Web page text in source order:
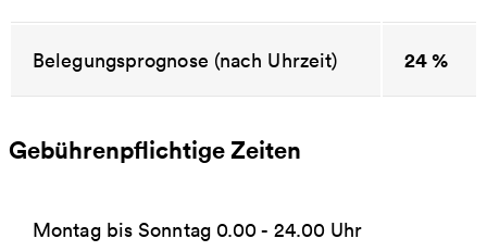
Belegungsprognose (nach Uhrzeit) 24 %
Gebührenpflichtige Zeiten
Montag bis Sonntag 0.00 - 24.00 Uhr